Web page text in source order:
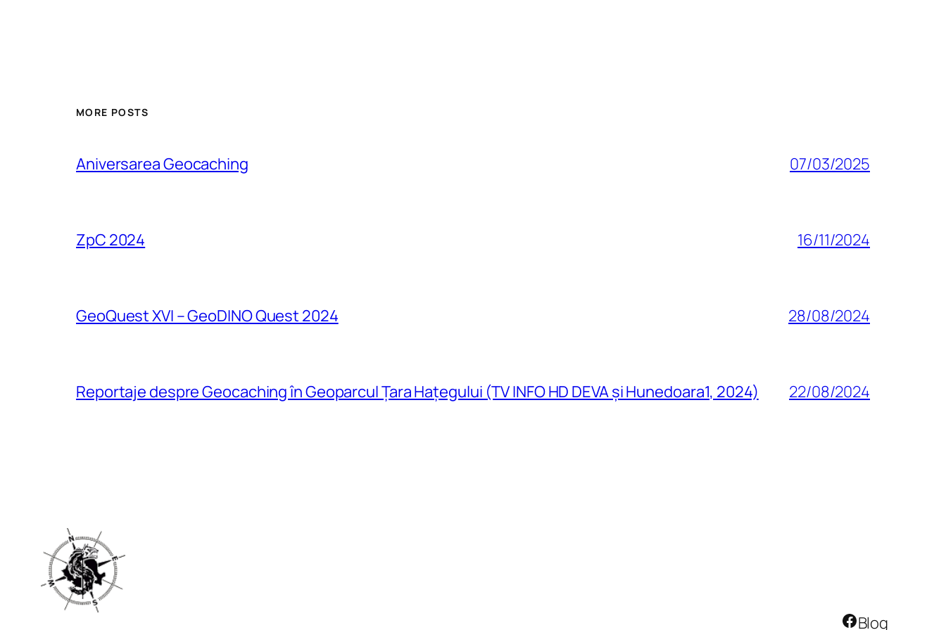
MORE POSTS
Aniversarea Geocaching 07/03/2025
ZpC 2024 16/11/2024
GeoQuest XVI – GeoDINO Quest 2024 28/08/2024
Reportaje despre Geocaching în Geoparcul Țara Hațegului (TV INFO HD DEVA și Hunedoara1, 2024) 22/08/2024
Facebook
Blog